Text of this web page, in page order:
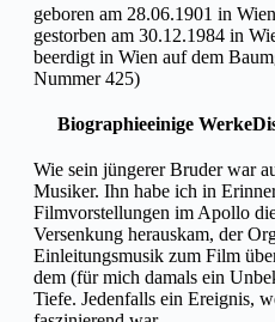
geboren am 28.06.1901 in Wien
gestorben am 30.12.1984 in
beerdigt in Wien auf dem
Nummer 425)
Biographieeinige Werke
Wie sein jüngerer Bruder war
Musiker. Ihn habe ich in
Filmvorstellungen im Apollo
Versenkung herauskam, der
Einleitungsmusik zum Film
dem (für mich damals ein
Tiefe. Jedenfalls ein Ereignis,